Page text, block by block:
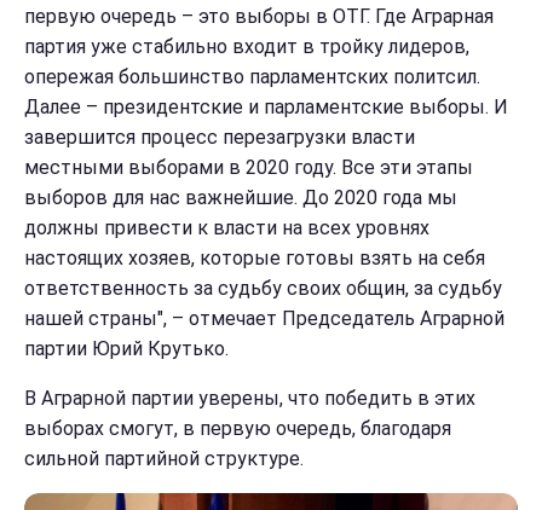
первую очередь – это выборы в ОТГ. Где Аграрная
партия уже стабильно входит в тройку лидеров,
опережая большинство парламентских политсил.
Далее – президентские и парламентские выборы. И
завершится процесс перезагрузки власти
местными выборами в 2020 году. Все эти этапы
выборов для нас важнейшие. До 2020 года мы
должны привести к власти на всех уровнях
настоящих хозяев, которые готовы взять на себя
ответственность за судьбу своих общин, за судьбу
нашей страны", – отмечает Председатель Аграрной
партии Юрий Крутько.
В Аграрной партии уверены, что победить в этих
выборах смогут, в первую очередь, благодаря
сильной партийной структуре.